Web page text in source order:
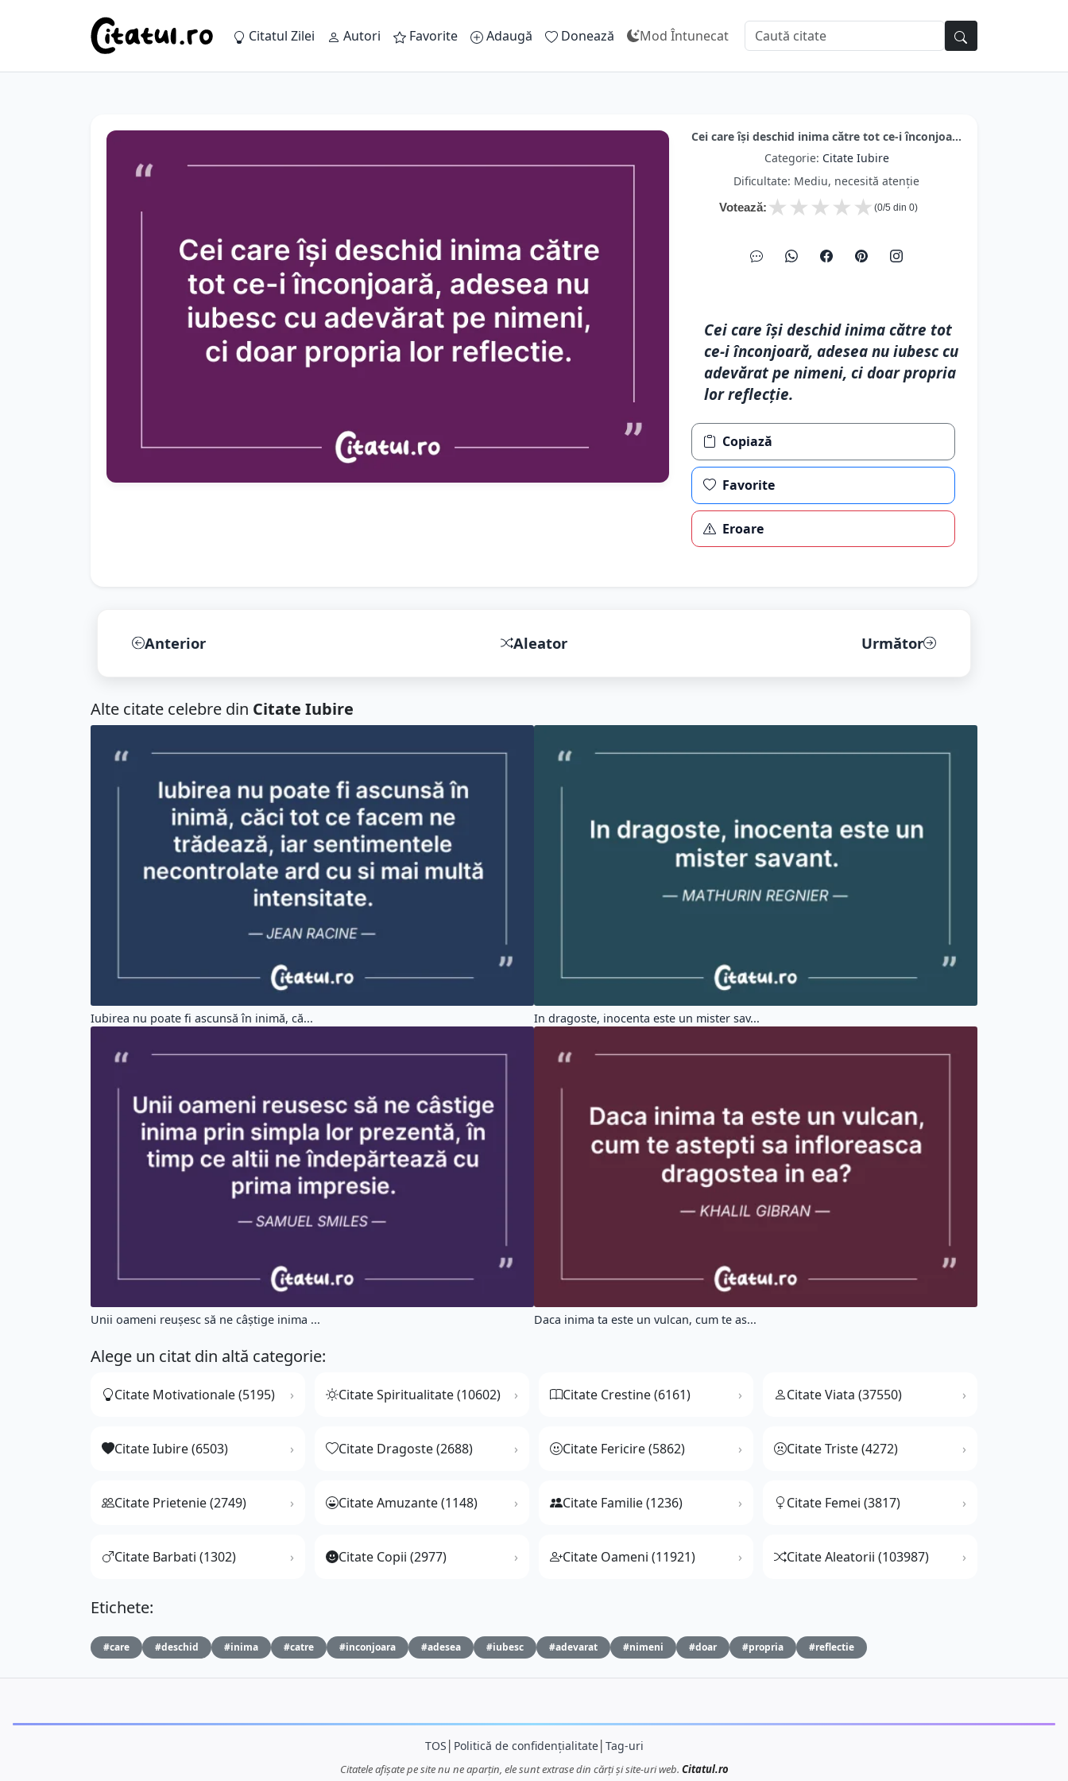
Citatul Zilei Autori Favorite Adaugă Donează Mod Întunecat
Cei care își deschid inima către tot ce-i înconjoa...
Categorie: Citate Iubire
Dificultate: Mediu, necesită atenție
Votează: ★
★
★
★
★ (0/5 din 0)
Cei care își deschid inima către tot
ce-i înconjoară, adesea nu iubesc cu
adevărat pe nimeni, ci doar propria
lor reflecție.
Copiază
Favorite
Eroare
Anterior Aleator Următor
Alte citate celebre din Citate Iubire
Iubirea nu poate fi ascunsă în inimă, că... In dragoste, inocenta este un mister sav...
Unii oameni reușesc să ne câștige inima ... Daca inima ta este un vulcan, cum te as...
Alege un citat din altă categorie:
Citate Motivationale (5195) Citate Spiritualitate (10602) Citate Crestine (6161) Citate Viata (37550)
Citate Iubire (6503) Citate Dragoste (2688) Citate Fericire (5862) Citate Triste (4272)
Citate Prietenie (2749) Citate Amuzante (1148) Citate Familie (1236) Citate Femei (3817)
Citate Barbati (1302) Citate Copii (2977) Citate Oameni (11921) Citate Aleatorii (103987)
Etichete:
#care #deschid #inima #catre #inconjoara #adesea #iubesc #adevarat #nimeni #doar #propria #reflectie
TOS Politică de confidențialitate│ Tag-uri
Citatele afișate pe site nu ne aparțin, ele sunt extrase din cărți și site-uri web. Citatul.ro